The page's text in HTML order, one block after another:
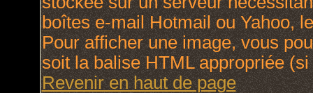
boîtes e-mail Hotmail ou Yahoo,
Pour afficher une image, vous
soit la balise HTML appropriée
Revenir en haut de page